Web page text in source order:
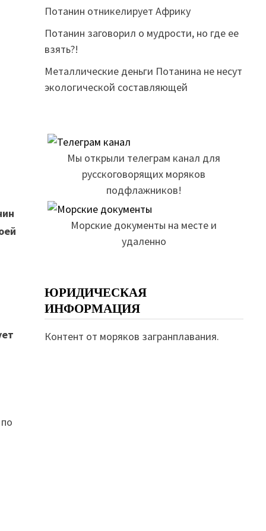
Потанин отникелирует Африку
Потанин заговорил о мудрости, но где ее
взять?!
Металлические деньги Потанина не несут
экологической составляющей
Мы открыли телеграм канал для
русскоговорящих моряков
подфлажников!
Морские документы на месте и
удаленно
ЮРИДИЧЕСКАЯ
ИНФОРМАЦИЯ
Контент от моряков загранплавания.